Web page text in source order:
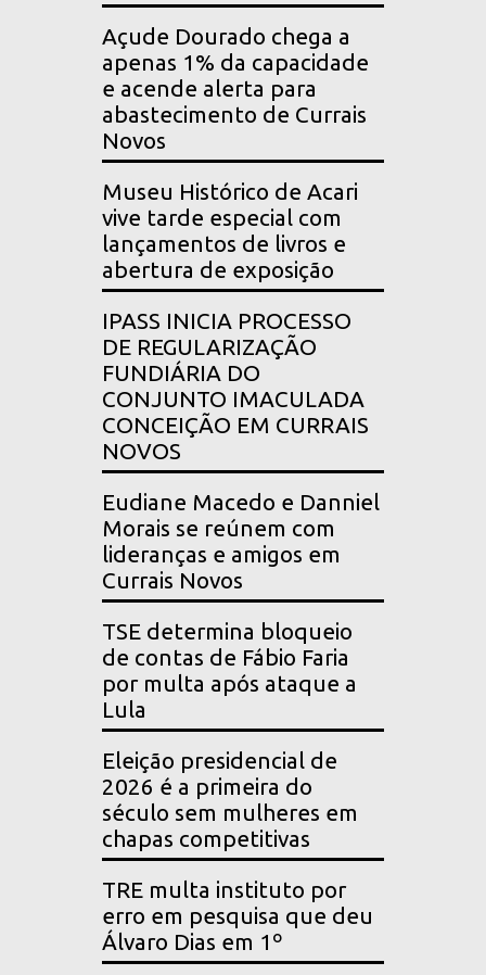
Açude Dourado chega a
apenas 1% da capacidade
e acende alerta para
abastecimento de Currais
Novos
Museu Histórico de Acari
vive tarde especial com
lançamentos de livros e
abertura de exposição
IPASS INICIA PROCESSO
DE REGULARIZAÇÃO
FUNDIÁRIA DO
CONJUNTO IMACULADA
CONCEIÇÃO EM CURRAIS
NOVOS
Eudiane Macedo e Danniel
Morais se reúnem com
lideranças e amigos em
Currais Novos
TSE determina bloqueio
de contas de Fábio Faria
por multa após ataque a
Lula
Eleição presidencial de
2026 é a primeira do
século sem mulheres em
chapas competitivas
TRE multa instituto por
erro em pesquisa que deu
Álvaro Dias em 1º